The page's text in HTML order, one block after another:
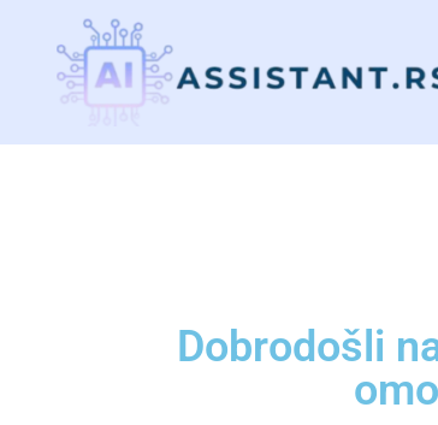
Dobrodošli